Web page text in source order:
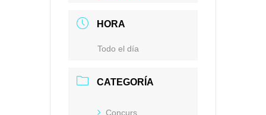
HORA
Todo el día
CATEGORÍA
Concurs